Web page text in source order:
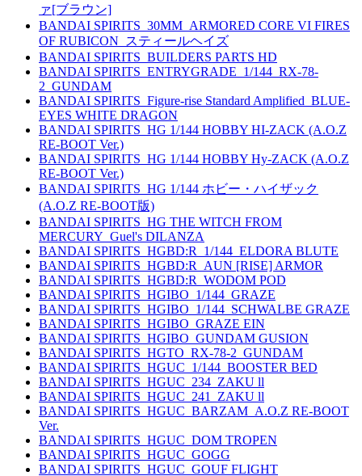
ァ[ブラウン]
BANDAI SPIRITS_30MM_ARMORED CORE VI FIRES
OF RUBICON_スティールヘイズ
BANDAI SPIRITS_BUILDERS PARTS HD
BANDAI SPIRITS_ENTRYGRADE_1/144_RX-78-
2_GUNDAM
BANDAI SPIRITS_Figure-rise Standard Amplified_BLUE-
EYES WHITE DRAGON
BANDAI SPIRITS_HG 1/144 HOBBY HI-ZACK (A.O.Z
RE-BOOT Ver.)
BANDAI SPIRITS_HG 1/144 HOBBY Hy-ZACK (A.O.Z
RE-BOOT Ver.)
BANDAI SPIRITS_HG 1/144 ホビー・ハイザック
(A.O.Z RE-BOOT版)
BANDAI SPIRITS_HG THE WITCH FROM
MERCURY_Guel's DILANZA
BANDAI SPIRITS_HGBD:R_1/144_ELDORA BLUTE
BANDAI SPIRITS_HGBD:R_AUN [RISE] ARMOR
BANDAI SPIRITS_HGBD:R_WODOM POD
BANDAI SPIRITS_HGIBO_1/144_GRAZE
BANDAI SPIRITS_HGIBO_1/144_SCHWALBE GRAZE
BANDAI SPIRITS_HGIBO_GRAZE EIN
BANDAI SPIRITS_HGIBO_GUNDAM GUSION
BANDAI SPIRITS_HGTO_RX-78-2_GUNDAM
BANDAI SPIRITS_HGUC_1/144_BOOSTER BED
BANDAI SPIRITS_HGUC_234_ZAKU ll
BANDAI SPIRITS_HGUC_241_ZAKU ll
BANDAI SPIRITS_HGUC_BARZAM_A.O.Z RE-BOOT
Ver.
BANDAI SPIRITS_HGUC_DOM TROPEN
BANDAI SPIRITS_HGUC_GOGG
BANDAI SPIRITS_HGUC_GOUF FLIGHT